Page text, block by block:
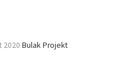
2020 Bulak Projekt